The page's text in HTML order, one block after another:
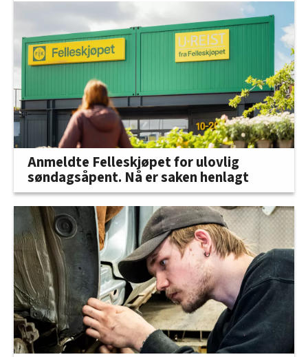
Anmeldte Felleskjøpet for ulovlig
søndagsåpent. Nå er saken henlagt